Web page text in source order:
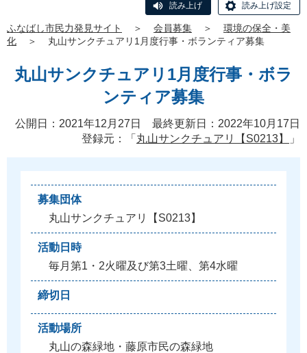
読み上げ 読み上げ設定
ふなばし市民力発見サイト ＞ 会員募集 ＞
環境の保全・美
化
＞ 丸山サンクチュアリ1月度行事・ボランティア募集
丸山サンクチュアリ1月度行事・ボラ
ンティア募集
公開日：2021年12月27日 最終更新日：2022年10月17日
登録元：「 丸山サンクチュアリ【S0213】 」
募集団体
丸山サンクチ ュ ア リ 【 S0213】
活動日時
毎月 第1 ・ 2火曜及 び第3土曜 第4水曜
締切日
活動場所
丸山の森緑地 ・ 藤原市民の森緑地